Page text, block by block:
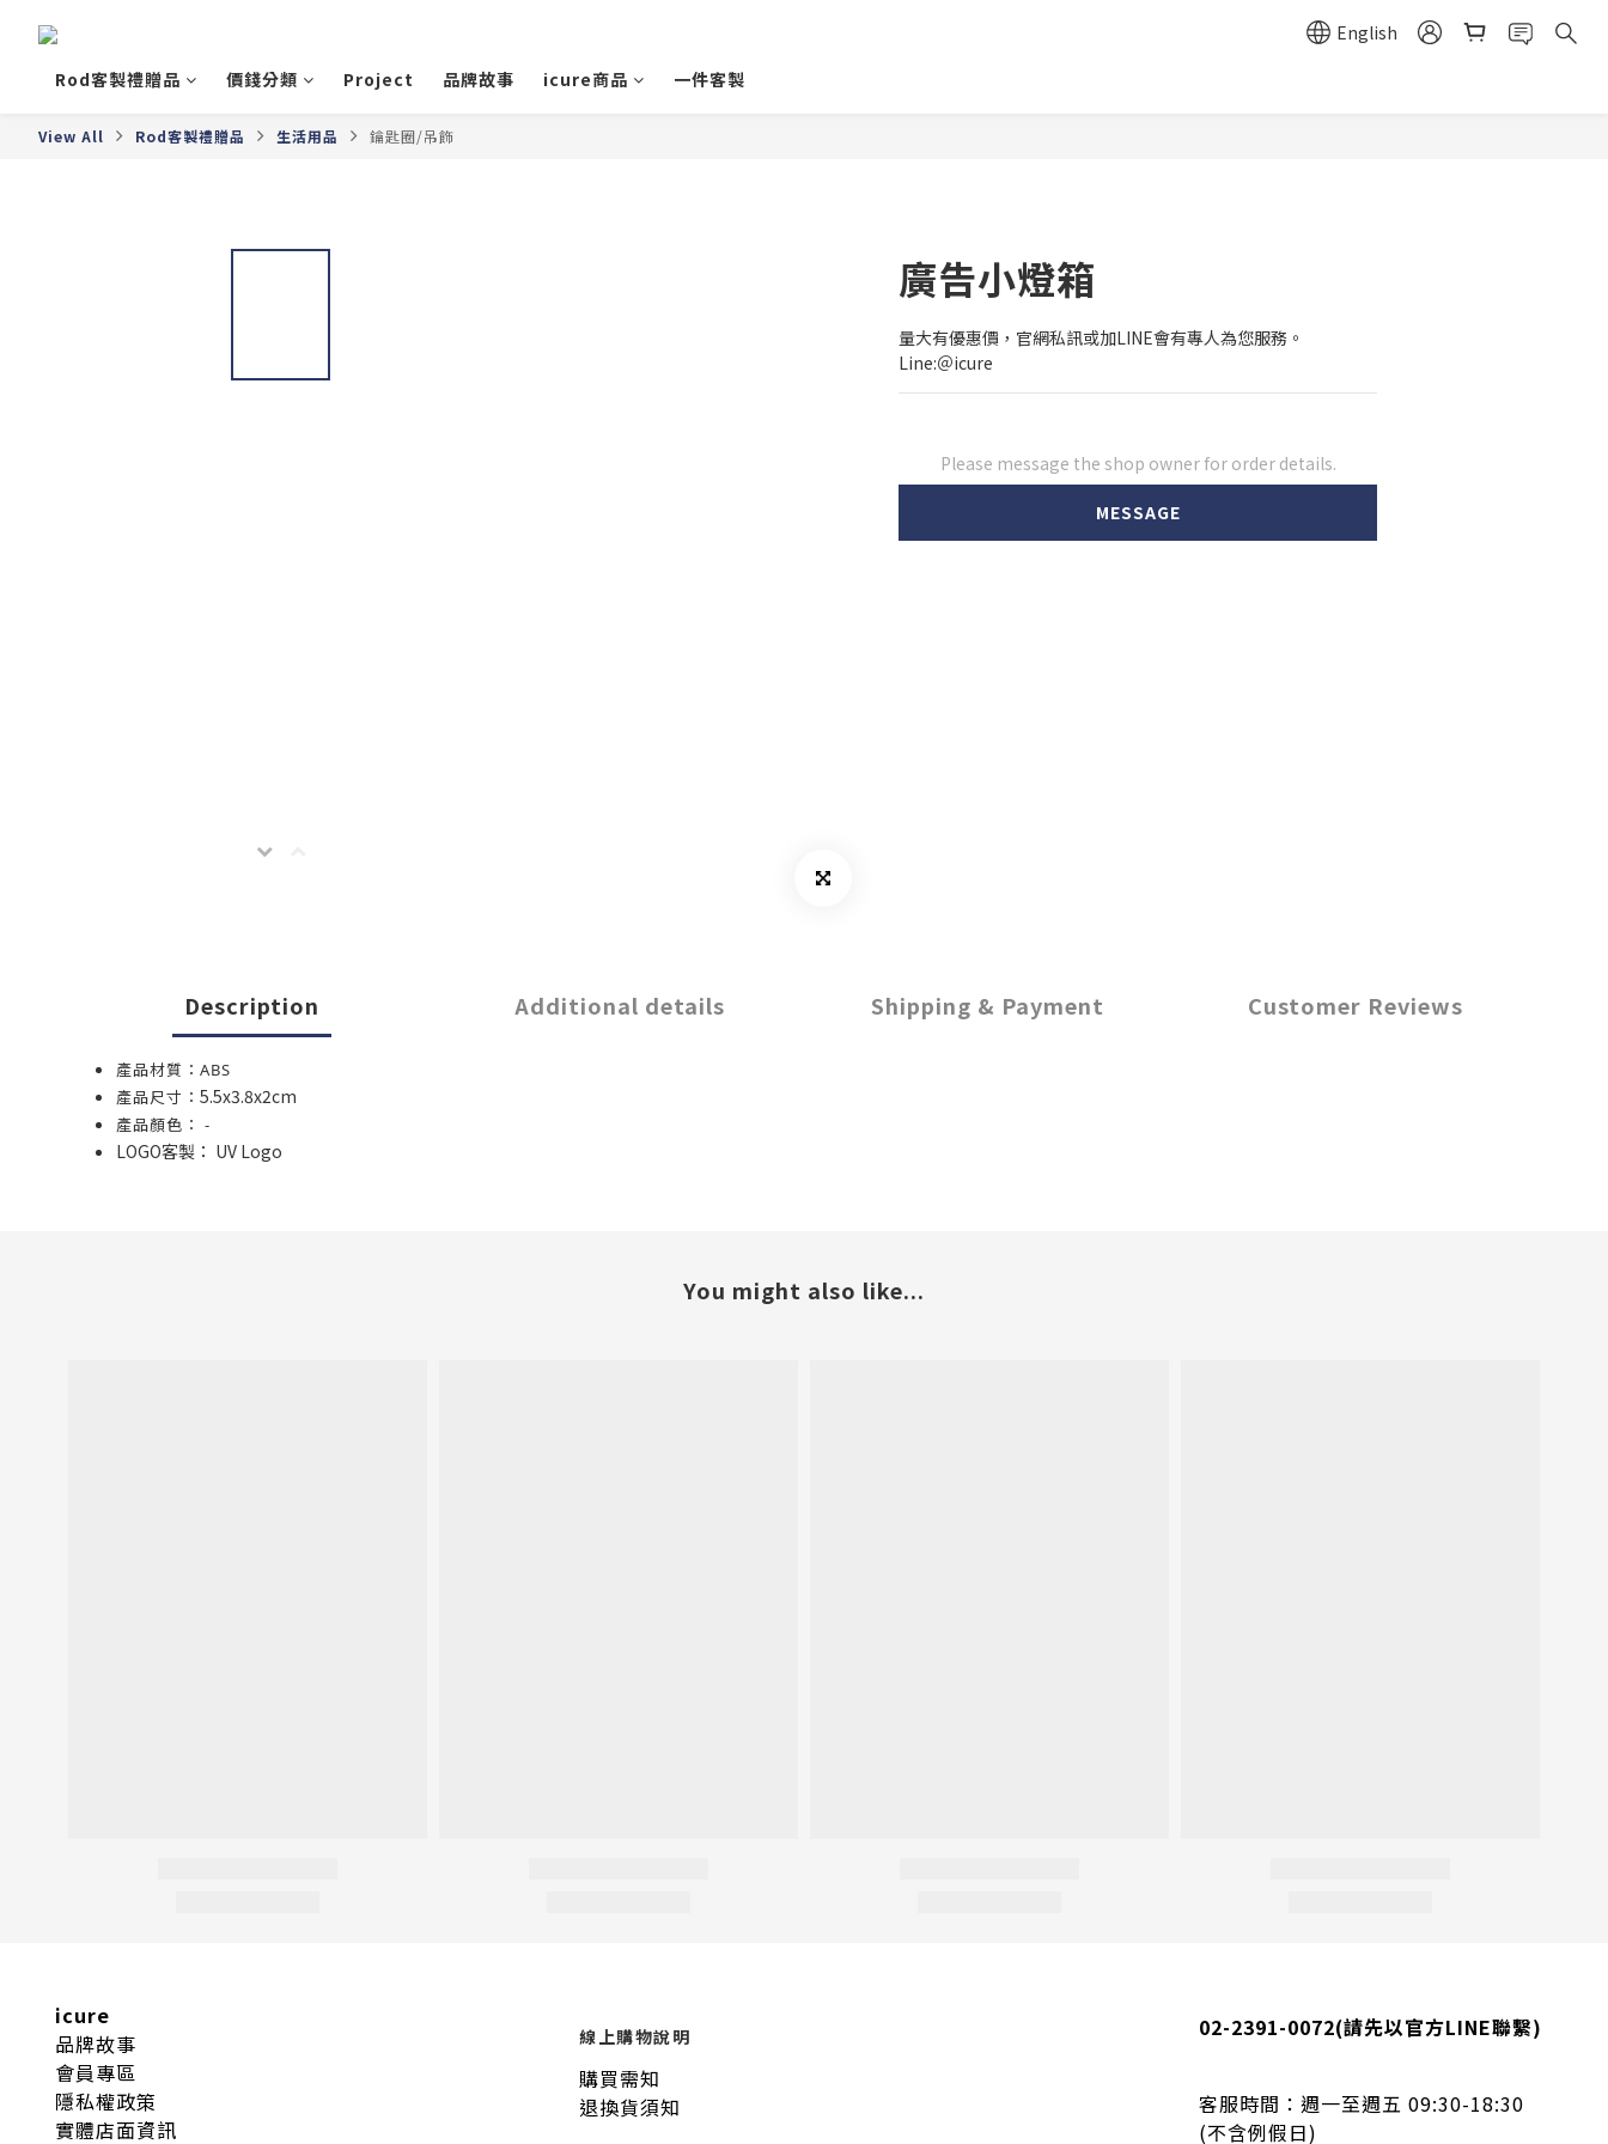
English
Rod客製禮贈品
價錢分類 Project 品牌故事 icure商品 一件客製
View All Rod客製禮贈品 生活用品 鑰匙圈/吊飾
廣告小燈箱
量大有優惠價，官網私訊或加LINE會有專人為您服務。
Line:＠icure
Please message the shop owner for order details.
MESSAGE
Description Additional details Shipping & Payment Customer Reviews
產品材質：ABS
產品尺寸： 5.5x3.8x2cm
產品顏色： -
LOGO客製： UV Logo
You might also like...
icure
品牌故事
會員專區
隱私權政策
實體店面資訊
線上購物說明
購買需知
退換貨須知
02-2391-0072(請先以官方LINE聯繫)
客服時間： 週一至週五 09:30-18:30
(不含例假日)